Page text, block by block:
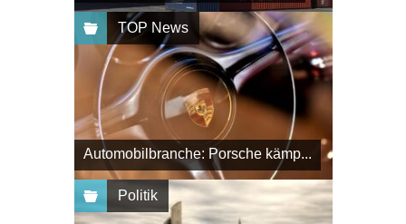
TOP News
Automobilbranche: Porsche kämp...
Politik